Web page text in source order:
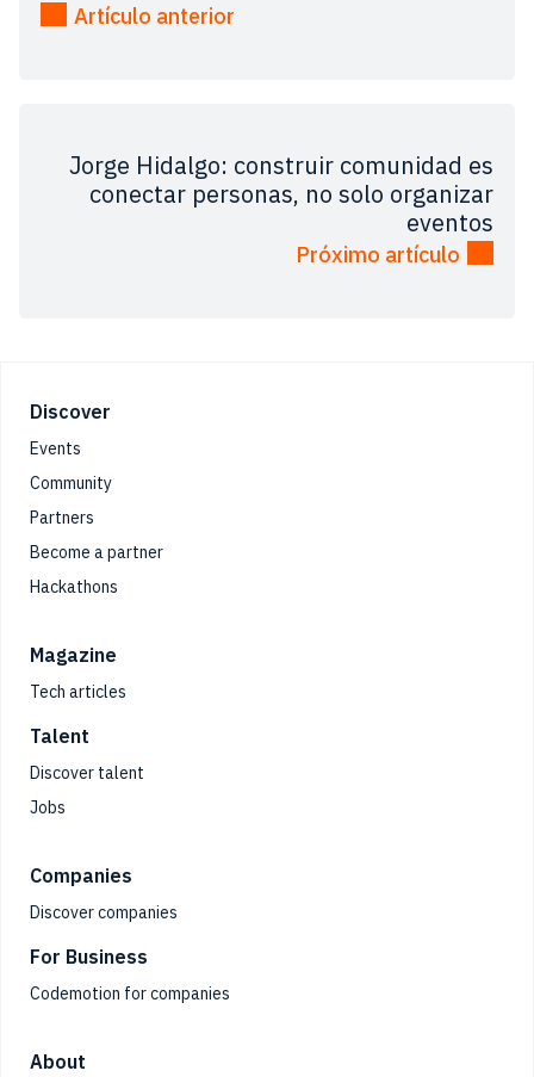
Artículo anterior
Jorge Hidalgo: construir comunidad es
conectar personas, no solo organizar
eventos
Próximo artículo
Footer
Discover
Events
Community
Partners
Become a partner
Hackathons
Magazine
Tech articles
Talent
Discover talent
Jobs
Companies
Discover companies
For Business
Codemotion for companies
About